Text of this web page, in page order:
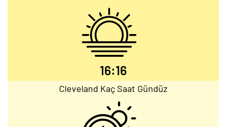
16:16
Cleveland Kaç Saat Gündüz